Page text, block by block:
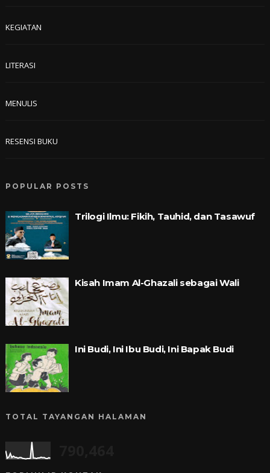
KEGIATAN
LITERASI
MENULIS
RESENSI BUKU
POPULAR POSTS
Trilogi Ilmu: Fikih, Tauhid, dan Tasawuf
Kisah Imam Al-Ghazali sebagai Wali
Ini Budi, Ini Ibu Budi, Ini Bapak Budi
TOTAL TAYANGAN HALAMAN